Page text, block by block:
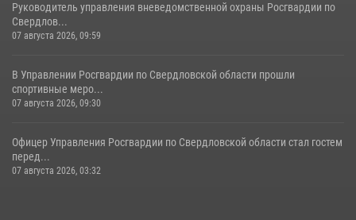
Руководитель управления вневедомственной охраны Росгвардии по
Свердлов...
07 августа 2026, 09:59
В Управлении Росгвардии по Свердловской области прошли
спортивные меро...
07 августа 2026, 09:30
Офицер Управления Росгвардии по Свердловской области стал гостем
перед...
07 августа 2026, 03:32